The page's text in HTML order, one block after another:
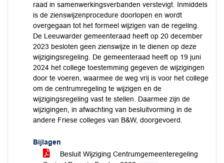
raad in samenwerkingsverbanden verstevigt. Inmiddels
is de zienswijzenprocedure doorlopen en wordt
overgegaan tot het formeel wijzigen van de regeling.
De Leeuwarder gemeenteraad heeft op 20 december
2023 besloten geen zienswijze in te dienen op deze
wijzigingsregeling. De gemeenteraad heeft op 19 juni
2024 het college toestemming gegeven de wijzigingen
door te voeren, waarmee de weg vrij is voor het college
om de centrumregeling te wijzigen en de
wijzigingsregeling vast te stellen. Daarmee zijn de
wijzigingen, in afwachting van besluitvorming in de
andere Friese colleges van B&W, doorgevoerd.
Bijlagen
Besluit Wijziging Centrumgemeenteregeling